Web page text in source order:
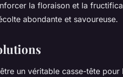
la floraison et la
abondante et savoureuse.
un véritable casse-tête pour